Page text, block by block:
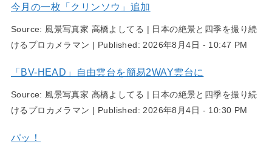
今月の一枚「クリンソウ」追加
Source: 風景写真家 高橋よしてる | 日本の絶景と四季を撮り続
けるプロカメラマン | Published: 2026年8月4日 - 10:47 PM
「BV-HEAD」自由雲台を簡易2WAY雲台に
Source: 風景写真家 高橋よしてる | 日本の絶景と四季を撮り続
けるプロカメラマン | Published: 2026年8月4日 - 10:30 PM
パッ！